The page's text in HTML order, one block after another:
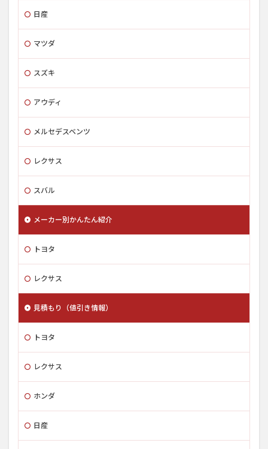
日産
マツダ
スズキ
アウディ
メルセデスベンツ
レクサス
スバル
メーカー別かんたん紹介
トヨタ
レクサス
見積もり（値引き情報）
トヨタ
レクサス
ホンダ
日産